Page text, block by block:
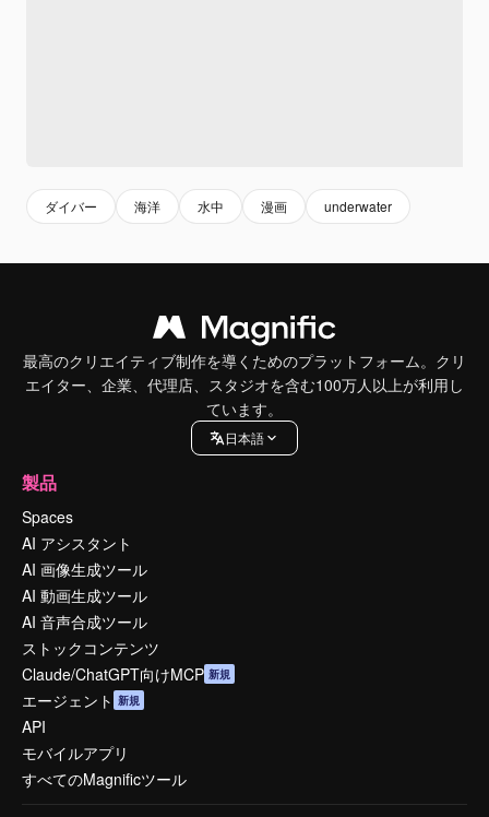
ダイバー 海洋 水中 漫画 underwater
最高のクリエイティブ制作を導くためのプラットフォーム。クリ
エイター、企業、代理店、スタジオを含む100万人以上が利用し
ています。
日本語
製品
Spaces
AI アシスタント
AI 画像生成ツール
AI 動画生成ツール
AI 音声合成ツール
ストックコンテンツ
Claude/ChatGPT向けMCP 新規
エージェント 新規
API
モバイルアプリ
すべてのMagnificツール